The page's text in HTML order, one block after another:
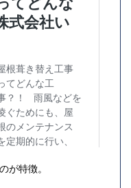
が特徴。